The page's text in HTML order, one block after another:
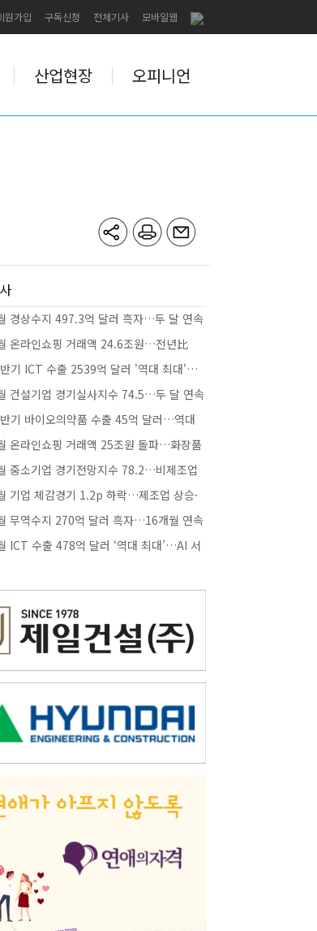
원가입 구독신청 전체기사 모바일웹
산업현장 오피니언
경상수지 497.3억 달러 흑자…두 달 연속
최대
온라인쇼핑 거래액 24.6조원…전년比
기 ICT 수출 2539억 달러 '역대 최대'…
체·SSD 견인
건설기업 경기실사지수 74.5…두 달 연속
기 바이오의약품 수출 45억 달러…역대
온라인쇼핑 거래액 25조원 돌파…화장품
품 소비 증가 견인
중소기업 경기전망지수 78.2…비제조업
에 한 달 만에 하락 전환
기업 체감경기 1.2p 하락…제조업 상승·
조업 부진
무역수지 270억 달러 흑자…16개월 연속
행진
ICT 수출 478억 달러 ‘역대 최대’…AI 서